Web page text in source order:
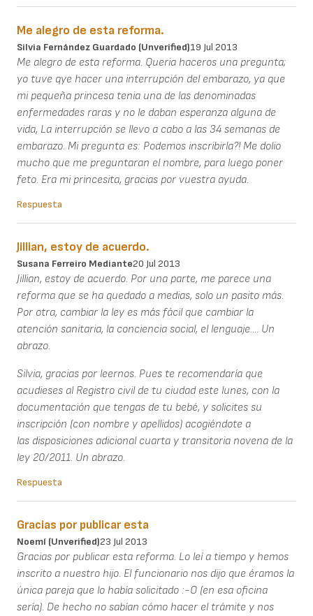
Me alegro de esta reforma.
Silvia Fernández Guardado (unverified)19 Jul 2013
Me alegro de esta reforma. Queria haceros una pregunta;
yo tuve qye hacer una interrupción del embarazo, ya que
mi pequeña princesa tenia una de las denominadas
enfermedades raras y no le daban esperanza alguna de
vida, La interrupción se llevo a cabo a las 34 semanas de
embarazo. Mi pregunta es: Podemos inscribirla?! Me dolio
mucho que me preguntaran el nombre, para luego poner
feto. Era mi princesita, gracias por vuestra ayuda.
Respuesta
Jillian, estoy de acuerdo.
Susana Ferreiro Mediante20 Jul 2013
Jillian, estoy de acuerdo. Por una parte, me parece una
reforma que se ha quedado a medias, solo un pasito más.
Por otra, cambiar la ley es más fácil que cambiar la
atención sanitaria, la conciencia social, el lenguaje.... Un
abrazo.
Silvia, gracias por leernos. Pues te recomendaría que
acudieses al Registro civil de tu ciudad este lunes, con la
documentación que tengas de tu bebé, y solicites su
inscripción (con nombre y apellidos) acogiéndote a
las disposiciones adicional cuarta y transitoria novena de la
ley 20/2011. Un abrazo.
Respuesta
Gracias por publicar esta
Noemí (unverified)23 Jul 2013
Gracias por publicar esta reforma. Lo leí a tiempo y hemos
inscrito a nuestro hijo. El funcionario nos dijo que éramos la
única pareja que lo había solicitado :-O (en esa oficina
sería). De hecho no sabían cómo hacer el trámite y nos